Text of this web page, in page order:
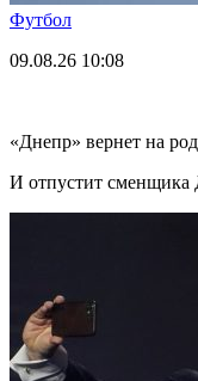
Футбол
09.08.26 10:08
«Днепр» вернет на
И отпустит сменщика